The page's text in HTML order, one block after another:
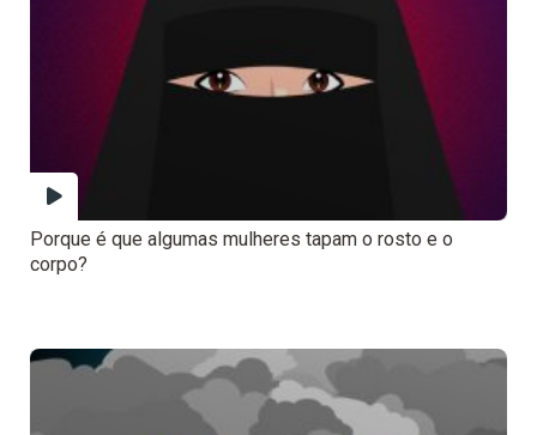
Porque é que algumas mulheres tapam o rosto e o
corpo?